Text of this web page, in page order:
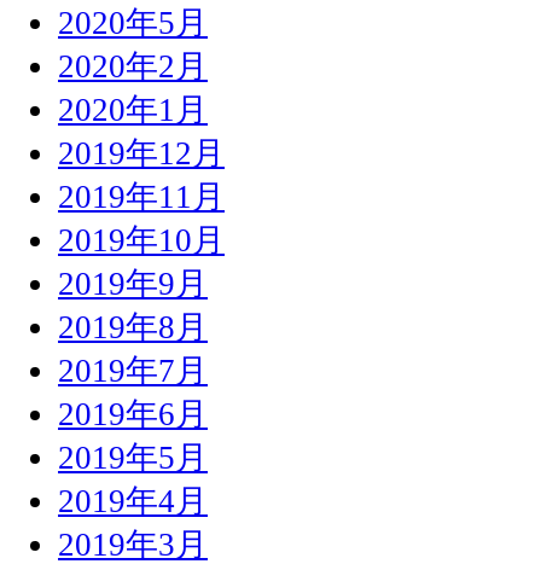
2020年5月
2020年2月
2020年1月
2019年12月
2019年11月
2019年10月
2019年9月
2019年8月
2019年7月
2019年6月
2019年5月
2019年4月
2019年3月